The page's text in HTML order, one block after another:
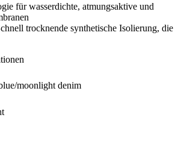
für wasserdichte, atmungsaktive und
trocknende synthetische Isolierung, die
moonlight denim